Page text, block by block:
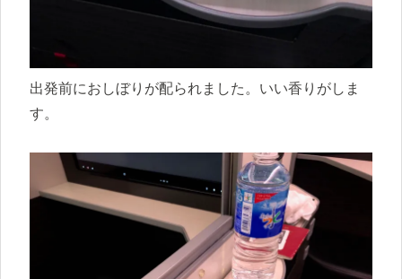
出発前におしぼりが配られました。いい香りがしま
す。